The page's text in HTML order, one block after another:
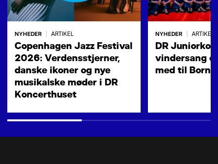
NYHEDER ARTIKEL
Copenhagen Jazz Festival
2026: Verdensstjerner,
danske ikoner og nye
musikalske møder i DR
Koncerthuset
NYHEDER ARTIKEL
DR
vindersang
med til